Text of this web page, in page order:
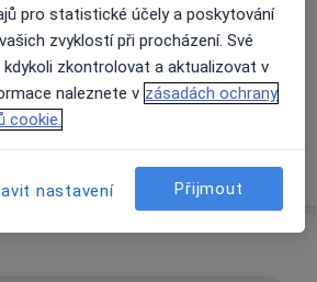
návštěvy)
přijímá pacienty na pojišťovnu
o adrese
pro statistické účely a poskytování
zvyklostí při procházení. Své
zkontrolovat a aktualizovat v
naleznete v zásadách ochrany
cookie.
nastavení Přijmout